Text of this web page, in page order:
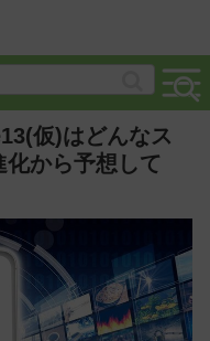
仮)はどんなス
から予想して